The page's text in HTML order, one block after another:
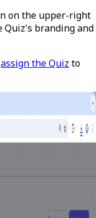
on the upper-right
Quiz's branding and
assign the Quiz to